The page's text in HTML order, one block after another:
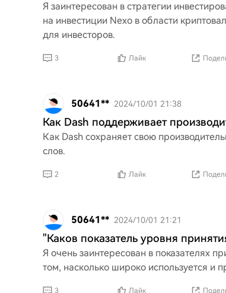
Я заинтересован в стратегии
на инвестиции Nexo в области
для инвесторов.
3 Лайк
50641** 2024/10/01 21:38
Как Dash поддерживает
Как Dash сохраняет свою
слов.
2 Лайк
50641** 2024/10/01 21:21
"Каков показатель уровня
Я очень заинтересован в показателях
том, насколько широко используется и
3 Лайк